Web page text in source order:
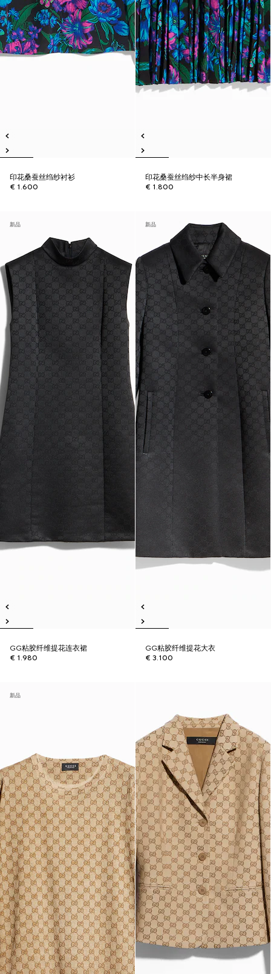
印花桑蚕丝绉纱衬衫
€ 1.600
印花桑蚕丝绉纱中长半身裙
€ 1.800
新品
GG粘胶纤维提花连衣裙
€ 1.980
新品
GG粘胶纤维提花大衣
€ 3.100
新品